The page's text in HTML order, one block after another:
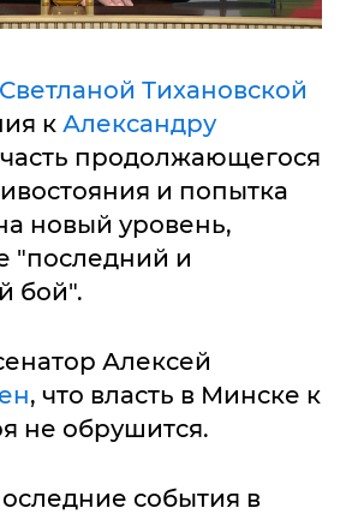
Светланой Тихановской
к Александру
продолжающегося
и попытка
новый уровень,
"последний и
бой".
Алексей
, что власть в Минске к
не обрушится.
события в